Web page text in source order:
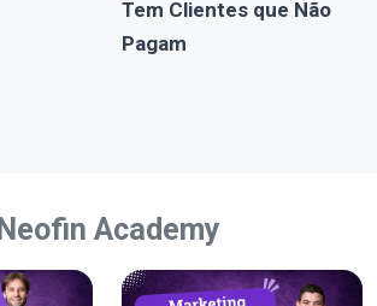
Tem Clientes que Não
Pagam
Neofin Academy